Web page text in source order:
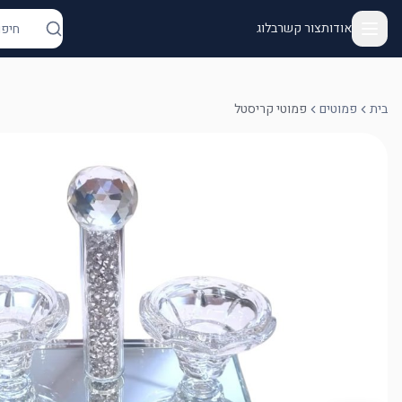
אודותצור קשרבלוג
בית פמוטים פמוטי קריסטל